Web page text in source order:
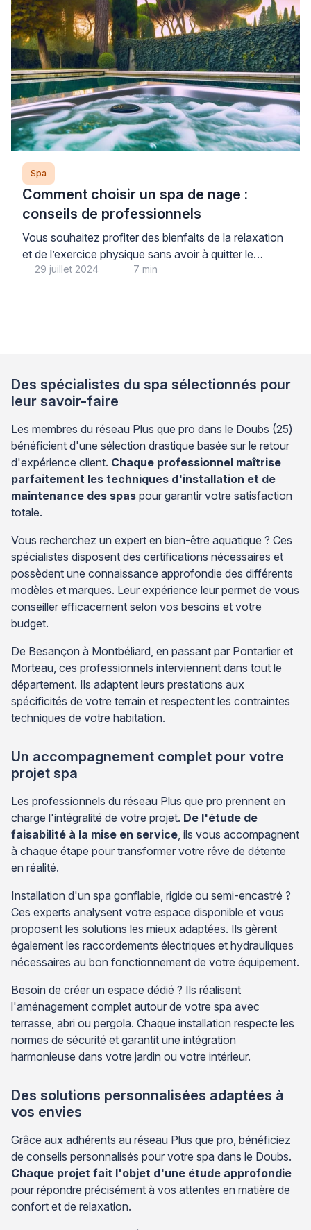
Spa
Comment choisir un spa de nage :
conseils de professionnels
Vous souhaitez profiter des bienfaits de la relaxation
et de l’exercice physique sans avoir à quitter le
confort de votre maison ? Investir dans un spa de
29 juillet 2024 7 min
Des spécialistes du spa sélectionnés pour
leur savoir-faire
Les membres du réseau Plus que pro dans le Doubs (25)
bénéficient d'une sélection drastique basée sur le retour
d'expérience client. Chaque professionnel maîtrise
parfaitement les techniques d'installation et de
maintenance des spas pour garantir votre satisfaction
totale.
Vous recherchez un expert en bien-être aquatique ? Ces
spécialistes disposent des certifications nécessaires et
possèdent une connaissance approfondie des différents
modèles et marques. Leur expérience leur permet de vous
conseiller efficacement selon vos besoins et votre
budget.
De Besançon à Montbéliard, en passant par Pontarlier et
Morteau, ces professionnels interviennent dans tout le
département. Ils adaptent leurs prestations aux
spécificités de votre terrain et respectent les contraintes
techniques de votre habitation.
Un accompagnement complet pour votre
projet spa
Les professionnels du réseau Plus que pro prennent en
charge l'intégralité de votre projet. De l'étude de
faisabilité à la mise en service , ils vous accompagnent
à chaque étape pour transformer votre rêve de détente
en réalité.
Installation d'un spa gonflable, rigide ou semi-encastré ?
Ces experts analysent votre espace disponible et vous
proposent les solutions les mieux adaptées. Ils gèrent
également les raccordements électriques et hydrauliques
nécessaires au bon fonctionnement de votre équipement.
Besoin de créer un espace dédié ? Ils réalisent
l'aménagement complet autour de votre spa avec
terrasse, abri ou pergola. Chaque installation respecte les
normes de sécurité et garantit une intégration
harmonieuse dans votre jardin ou votre intérieur.
Des solutions personnalisées adaptées à
vos envies
Grâce aux adhérents au réseau Plus que pro, bénéficiez
de conseils personnalisés pour votre spa dans le Doubs.
Chaque projet fait l'objet d'une étude approfondie
pour répondre précisément à vos attentes en matière de
confort et de relaxation.